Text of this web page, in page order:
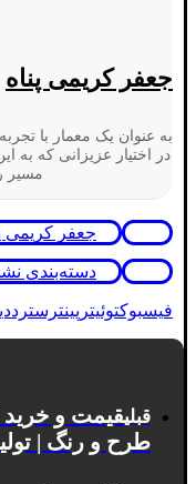
جعفر کریمی پناه
به عنوان یک معمار با
در اختیار عزیزانی که به
مسیر
جعفر کریمی
دسته‌بندی
فیسبوکتوئیتر پینترست
قبلیقیمت و
طرح و رنگ |